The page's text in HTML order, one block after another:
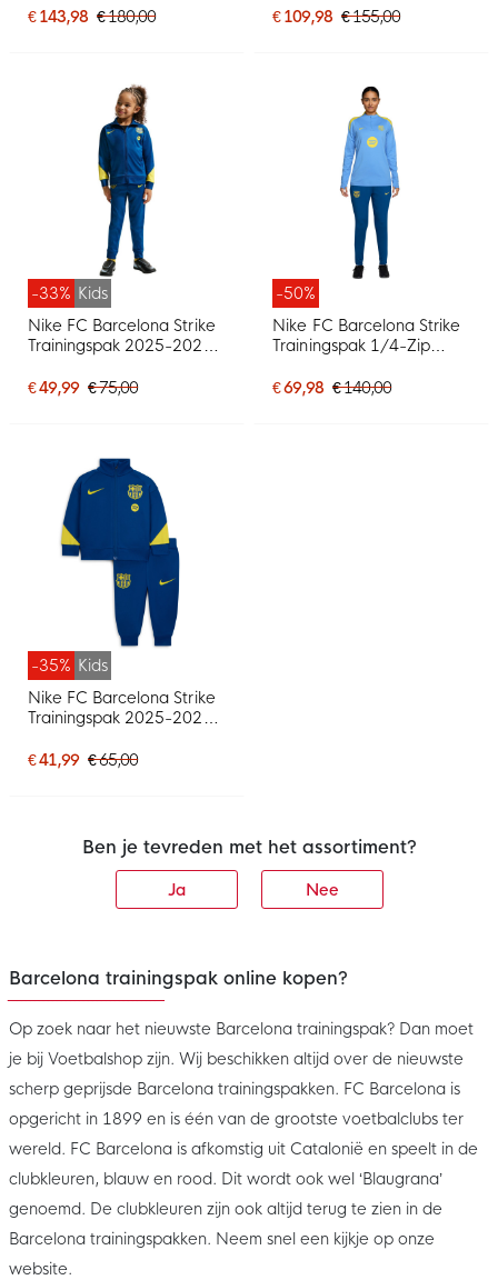
2027 Kids Rood
€ 143,98 € 180,00
Donkerblauw Geel Rood
€ 109,98 € 155,00
-33% Kids
Nike FC Barcelona Strike
Trainingspak 2025-2026
Donkerblauw Felgeel
€ 49,99 € 75,00
-50%
Nike FC Barcelona Strike
Trainingspak 1/4-Zip
Lichtblauw Donkerblauw
€ 69,98 € 140,00
-35% Kids
Nike FC Barcelona Strike
Trainingspak 2025-2026
Donkerblauw Felgeel
€ 41,99 € 65,00
Ben je tevreden met het assortiment?
Ja Nee
Barcelona trainingspak online kopen?
Op zoek naar het nieuwste Barcelona trainingspak? Dan moet
je bij Voetbalshop zijn. Wij beschikken altijd over de nieuwste
scherp geprijsde Barcelona trainingspakken. FC Barcelona is
opgericht in 1899 en is één van de grootste voetbalclubs ter
wereld. FC Barcelona is afkomstig uit Catalonië en speelt in de
clubkleuren, blauw en rood. Dit wordt ook wel ‘Blaugrana’
genoemd. De clubkleuren zijn ook altijd terug te zien in de
Barcelona trainingspakken. Neem snel een kijkje op onze
website.